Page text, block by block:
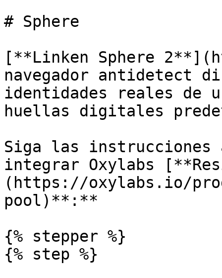
# Sphere
[**Linken Sphere
navegador antidetect
identidades reales de
huellas digitales
Siga las instrucciones
integrar Oxylabs
(https://oxylabs.io/
pool)**:**
{% stepper %}
{% step %}